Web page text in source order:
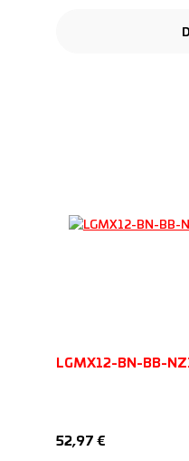
LGMX12-BN-BB-
Regulärer Preis:
52,97 €